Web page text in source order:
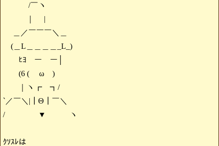
/￣ヽ
｜ |
＿／￣￣￣＼＿
(＿L＿＿＿＿_L_)
ﾋﾖ ー ー│
(6 ( ω )
｜ヽ┏ ┓/
`／￣＼|┃Θ┃￣＼
/ ▼ ヽ
ｸｿｽﾚは